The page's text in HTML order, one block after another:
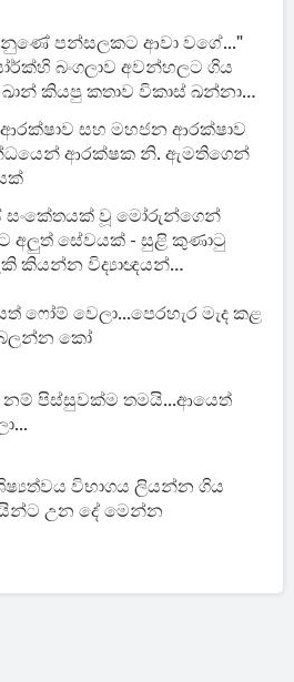
පන්සලකට ආවා වගේ..."
බංගලාව අවන්හලට ගිය
කියපු කතාව විකාස් ඛන්නා
සහ මහජන ආරක්ෂාව
ආරක්ෂක නි. ඇමතිගෙන්
සංකේතයක් වූ මෝරුන්ගෙන්
අලුත් සේවයක් - සුළි කුණාටු
කියන්න විද්‍යාඥයන්
ෆෝම් වෙලා...පෙරහැර මැද කළ
කෝ
පිස්සුවක්ම තමයි...ආයෙත්
විභාගය ලියන්න ගිය
උන දේ මෙන්න